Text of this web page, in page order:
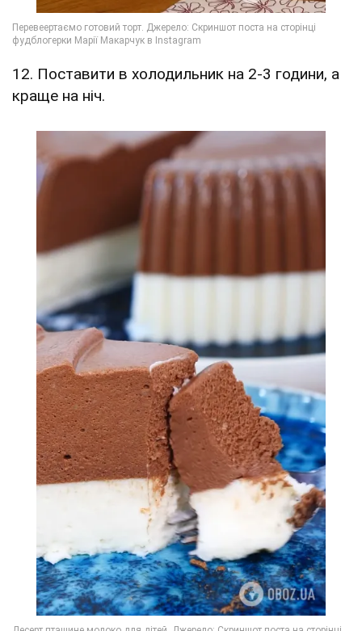
12. Поставити в холодильник на 2-3 години, а
краще на ніч.